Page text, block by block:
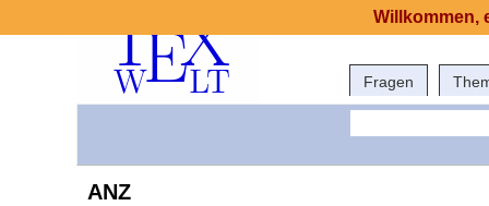
Fragen
ANZ
Willkommen,